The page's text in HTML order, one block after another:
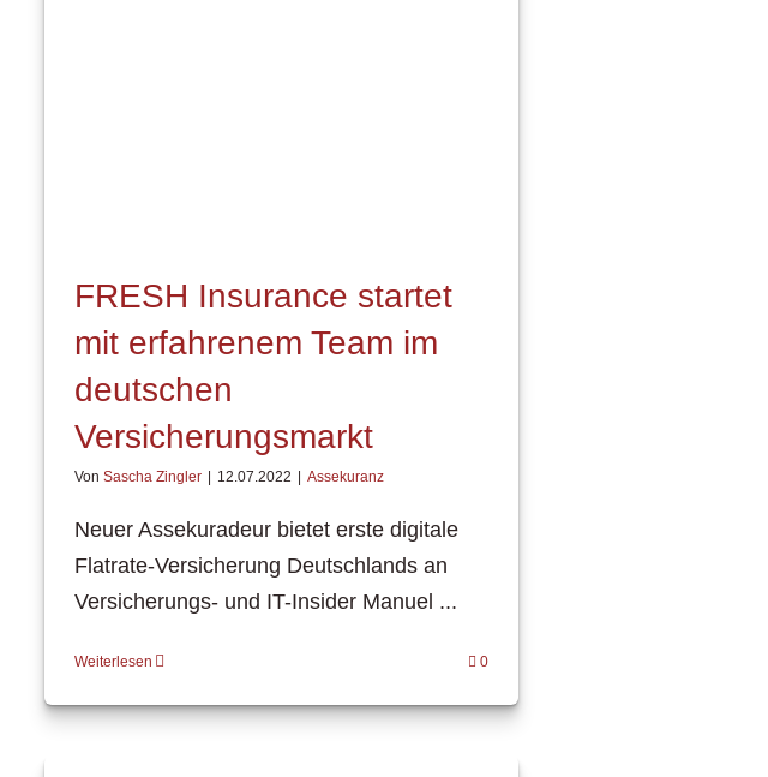
FRESH Insurance startet
mit erfahrenem Team im
deutschen
Versicherungsmarkt
Von Sascha Zingler 12.07.2022 Assekuranz
Neuer Assekuradeur bietet erste digitale
Flatrate-Versicherung Deutschlands an
Versicherungs- und IT-Insider Manuel ...
Weiterlesen 0